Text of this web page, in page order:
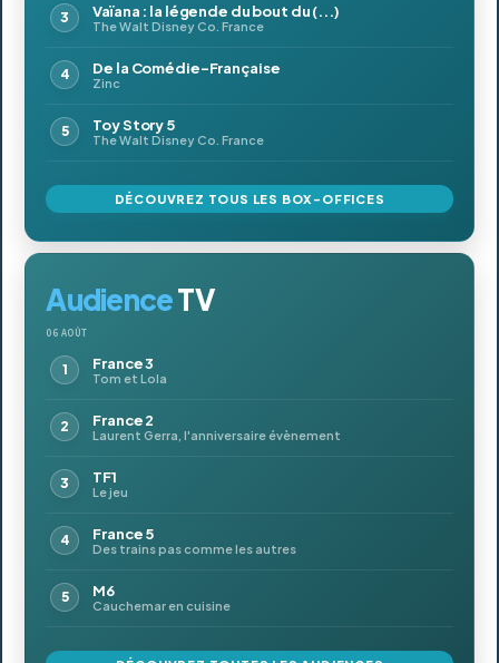
Vaïana : la légende du bout du (...)
The Walt Disney Co. France
De la Comédie-Française
Zinc
Toy Story 5
The Walt Disney Co. France
DÉCOUVREZ TOUS LES BOX-OFFICES
AudienceTV
06 AOÛT
France 3
Tom et Lola
France 2
Laurent Gerra, l'anniversaire évènement
TF1
Le jeu
France 5
Des trains pas comme les autres
M6
Cauchemar en cuisine